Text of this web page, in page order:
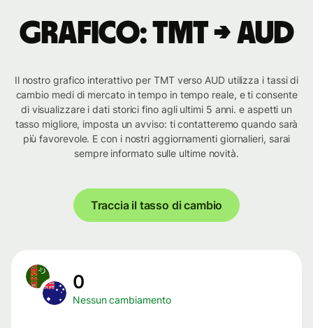
Grafico: TMT → AUD
Il nostro grafico interattivo per TMT verso AUD utilizza i tassi di
cambio medi di mercato in tempo in tempo reale, e ti consente
di visualizzare i dati storici fino agli ultimi 5 anni. e aspetti un
tasso migliore, imposta un avviso: ti contatteremo quando sarà
più favorevole. E con i nostri aggiornamenti giornalieri, sarai
sempre informato sulle ultime novità.
Traccia il tasso di cambio
0
Nessun cambiamento